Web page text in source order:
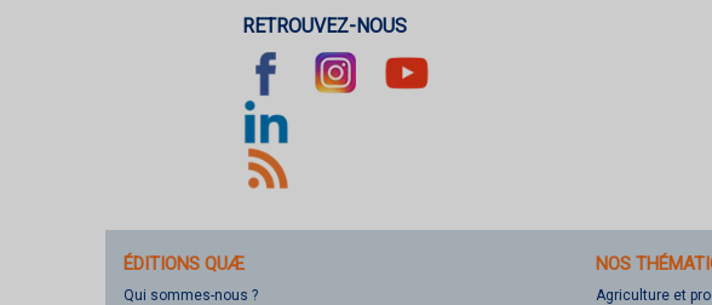
RETROUVEZ-NOUS
ÉDITIONS QUÆ
Qui sommes-nous ?
NOS
Agriculture et